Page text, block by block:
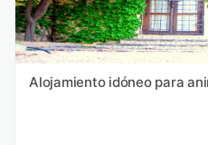
Alojamiento idóneo para